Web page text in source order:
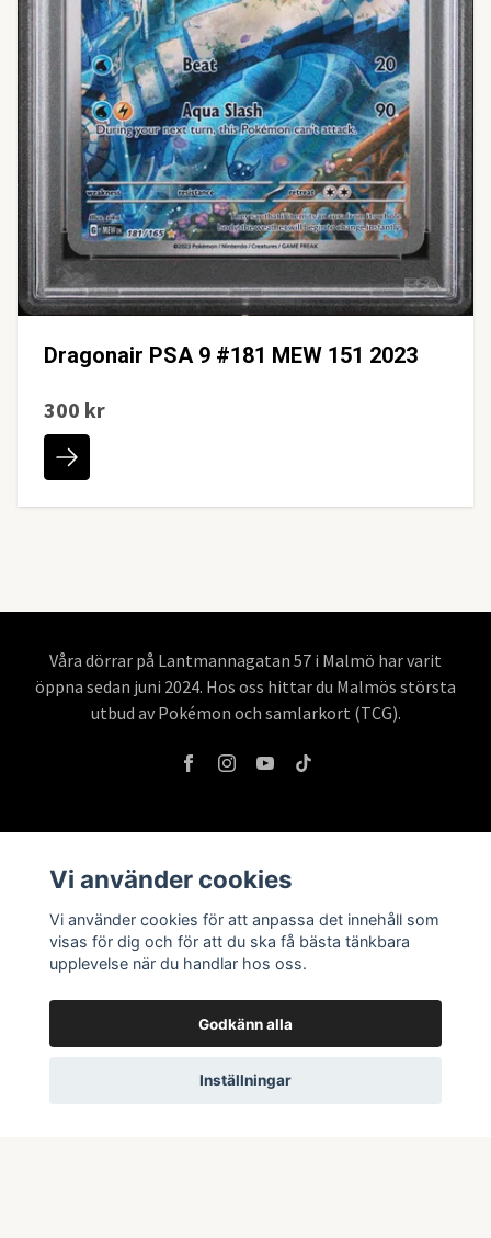
Dragonair PSA 9 #181 MEW 151 2023
300 kr
Våra dörrar på Lantmannagatan 57 i Malmö har varit
öppna sedan juni 2024. Hos oss hittar du Malmös största
utbud av Pokémon och samlarkort (TCG).
Kontakta oss
Köpvillkor
Prenumerera på vårt nyhetsbrev
Vi använder cookies
Vi använder cookies för att anpassa det innehåll som
visas för dig och för att du ska få bästa tänkbara
upplevelse när du handlar hos oss.
Godkänn alla
Inställningar